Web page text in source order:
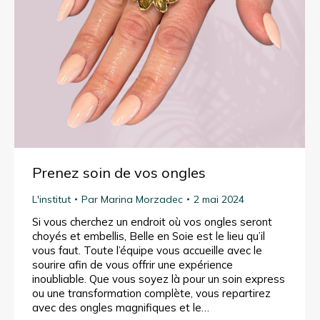
Prenez soin de vos ongles
L'institut Par Marina Morzadec 2 mai 2024
Si vous cherchez un endroit où vos ongles seront
choyés et embellis, Belle en Soie est le lieu qu’il
vous faut. Toute l’équipe vous accueille avec le
sourire afin de vous offrir une expérience
inoubliable. Que vous soyez là pour un soin express
ou une transformation complète, vous repartirez
avec des ongles magnifiques et le…